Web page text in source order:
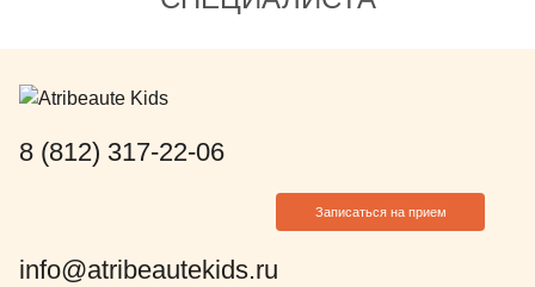
8 (812) 317-22-06
Записаться на прием
info@atribeautekids.ru